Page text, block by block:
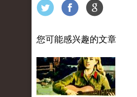
您可能感兴趣的文章